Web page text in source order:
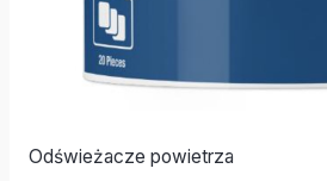
Odświeżacze powietrza
#236014